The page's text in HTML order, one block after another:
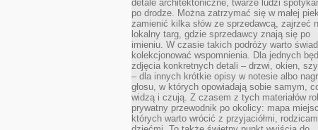
detale architektoniczne, twarze ludzi
po drodze. Można zatrzymać się w małej
zamienić kilka słów ze sprzedawcą, zajrzeć
lokalny targ, gdzie sprzedawcy znają się po
imieniu. W czasie takich podróży warto
kolekcjonować wspomnienia. Dla jednych
zdjęcia konkretnych detali – drzwi, okien,
– dla innych krótkie opisy w notesie albo
głosu, w których opowiadają sobie samym,
widzą i czują. Z czasem z tych materiałów
prywatny przewodnik po okolicy: mapa
których warto wrócić z przyjaciółmi,